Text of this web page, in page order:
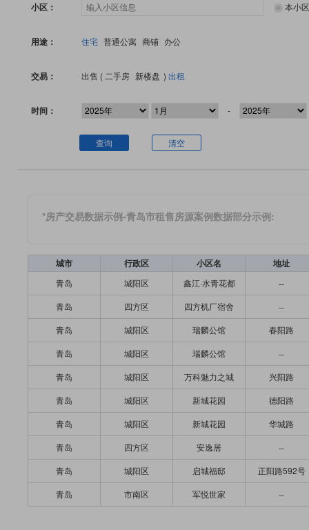
小区： 本小区
用途： 住宅 普通公寓 商铺 办公
交易： 出售 ( 二手房 新楼盘 ) 出租
时间： -
查询 清空
*房产交易数据示例-青岛市租售房源案例数据部分示例:
城市 行政区 小区名 地址
青岛 城阳区 鑫江·水青花都
--
青岛
四方区 四方机厂宿舍
--
青岛
城阳区 瑞麟公馆
春阳路
青岛
城阳区 瑞麟公馆
--
青岛
城阳区 万科魅力之城
兴阳路
青岛
城阳区 新城花园
德阳路
青岛
城阳区 新城花园
华城路
青岛
四方区 安逸居
--
青岛
城阳区 启城福邸
正阳路592号
青岛
市南区 军悦世家 --